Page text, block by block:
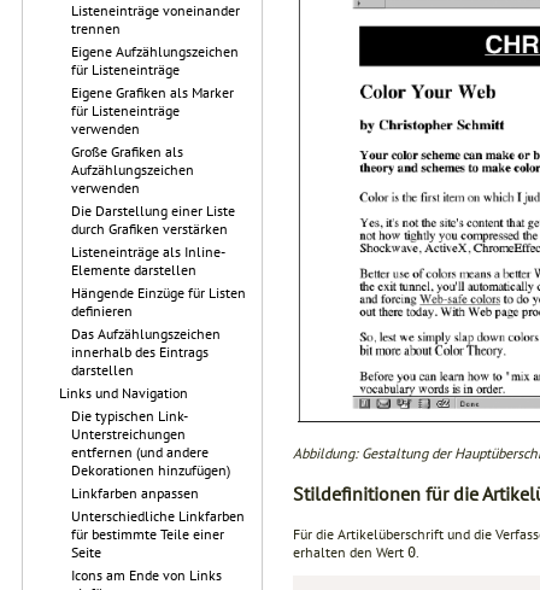
Listeneinträge voneinander
trennen
Eigene Aufzählungszeichen
für Listeneinträge
Eigene Grafiken als Marker
für Listeneinträge
verwenden
Große Grafiken als
Aufzählungszeichen
verwenden
Die Darstellung einer Liste
durch Grafiken verstärken
Listeneinträge als Inline-
Elemente darstellen
Hängende Einzüge für Listen
definieren
Das Aufzählungszeichen
innerhalb des Eintrags
darstellen
Links und Navigation
Die typischen Link-
Unterstreichungen
entfernen (und andere
Dekorationen hinzufügen)
Linkfarben anpassen
Unterschiedliche Linkfarben
für bestimmte Teile einer
Seite
Icons am Ende von Links
Abbildung: Gestaltung der
Stildefinitionen für die
Für die Artikelüberschrift und die
erhalten den Wert 0.